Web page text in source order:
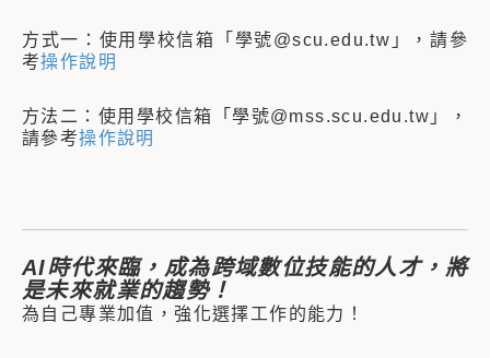
方式一：使用學校信箱「學號@scu.edu.tw」，請參
考操作說明
方法二：使用學校信箱「學號@mss.scu.edu.tw」，
請參考操作說明
AI時代來臨，成為跨域數位技能的人才，將
是未來就業的趨勢！
為自己專業加值，強化選擇工作的能力！